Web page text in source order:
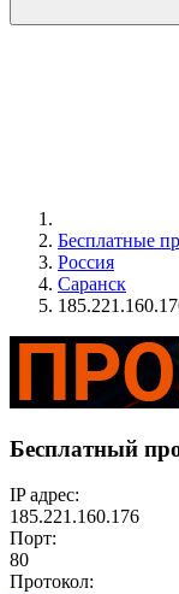
Бесплатные
Россия
Саранск
Бесплатный
IP адрес:
185.221.160.176
Порт:
80
Протокол: